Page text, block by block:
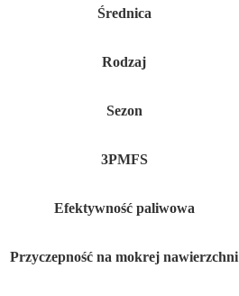
Średnica
Rodzaj
Sezon
3PMFS
Efektywność paliwowa
Przyczepność na mokrej nawierzchni